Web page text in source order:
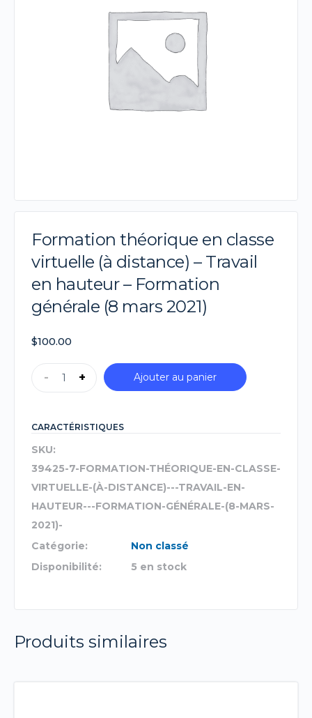
Formation théorique en classe
virtuelle (à distance) – Travail
en hauteur – Formation
générale (8 mars 2021)
$100.00
- + Ajouter au panier
CARACTÉRISTIQUES
SKU:
39425-7-FORMATION-THÉORIQUE-EN-CLASSE-
VIRTUELLE-(À-DISTANCE)---TRAVAIL-EN-
HAUTEUR---FORMATION-GÉNÉRALE-(8-MARS-
2021)-
Catégorie:
Non classé
Disponibilité:
5 en stock
Produits similaires